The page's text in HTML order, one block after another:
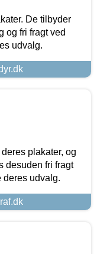
De tilbyder
og fri fragt ved
udvalg.
plakater, og
desuden fri fragt
deres udvalg.